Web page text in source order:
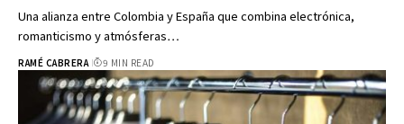
Una alianza entre Colombia y España que combina electrónica,
romanticismo y atmósferas…
RAMÉ CABRERA 9 MIN READ